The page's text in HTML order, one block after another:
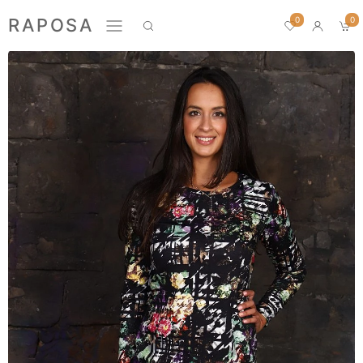
RAPOSA 0 0
Новинки
Домашний текстиль
ПРЕМИУМ
БЛУЗЫ
БРЮКИ
ЛОНГСЛИВЫ
ПИЖАМЫ
ПЛАТЬЯ
РУБАШКИ
СВИТШОТЫ